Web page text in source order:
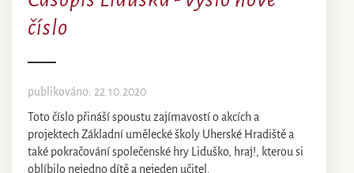
číslo
publikováno: 22.10.2020
Toto číslo přináší spoustu zajímavostí o akcích a
projektech Základní umělecké školy Uherské Hradiště a
také pokračování společenské hry Liduško, hraj!, kterou si
oblíbilo nejedno dítě a nejeden učitel.